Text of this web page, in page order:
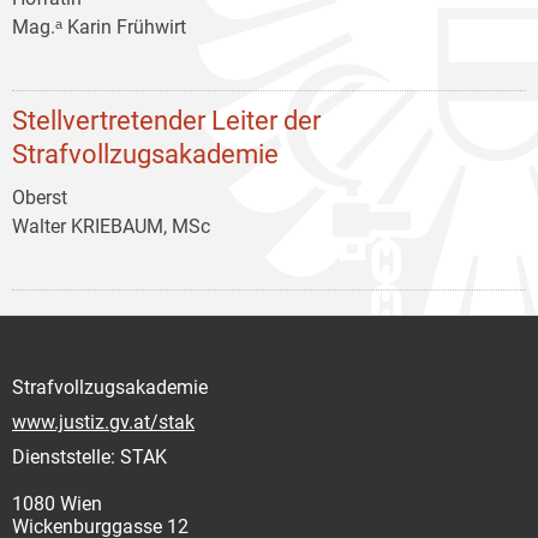
Mag.ᵃ Karin Frühwirt
Stellvertretender Leiter der
Strafvollzugsakademie
Oberst
Walter KRIEBAUM, MSc
Strafvollzugsakademie
www.justiz.gv.at/stak
Dienststelle: STAK
1080 Wien
Wickenburggasse 12